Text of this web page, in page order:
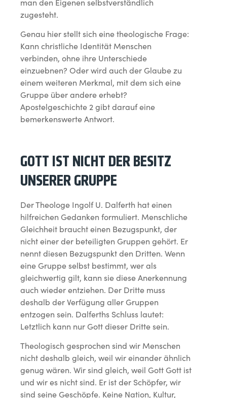
man den Eigenen selbstverständlich
zugesteht.
Genau hier stellt sich eine theologische Frage:
Kann christliche Identität Menschen
verbinden, ohne ihre Unterschiede
einzuebnen? Oder wird auch der Glaube zu
einem weiteren Merkmal, mit dem sich eine
Gruppe über andere erhebt?
Apostelgeschichte 2 gibt darauf eine
bemerkenswerte Antwort.
GOTT IST NICHT DER BESITZ
UNSERER GRUPPE
Der Theologe Ingolf U. Dalferth hat einen
hilfreichen Gedanken formuliert. Menschliche
Gleichheit braucht einen Bezugspunkt, der
nicht einer der beteiligten Gruppen gehört. Er
nennt diesen Bezugspunkt den Dritten. Wenn
eine Gruppe selbst bestimmt, wer als
gleichwertig gilt, kann sie diese Anerkennung
auch wieder entziehen. Der Dritte muss
deshalb der Verfügung aller Gruppen
entzogen sein. Dalferths Schluss lautet:
Letztlich kann nur Gott dieser Dritte sein.
Theologisch gesprochen sind wir Menschen
nicht deshalb gleich, weil wir einander ähnlich
genug wären. Wir sind gleich, weil Gott Gott ist
und wir es nicht sind. Er ist der Schöpfer, wir
sind seine Geschöpfe. Keine Nation, Kultur,